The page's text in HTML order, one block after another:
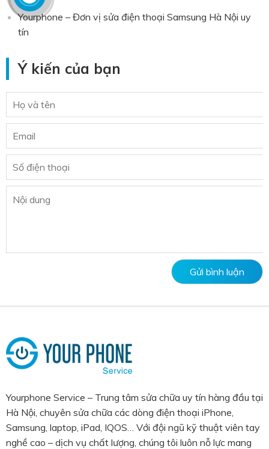
Yourphone – Đơn vị sửa điện thoại Samsung Hà Nội uy
tín
Ý kiến của bạn
Yourphone Service – Trung tâm sửa chữa uy tín hàng đầu tại
Hà Nội, chuyên sửa chữa các dòng điện thoại iPhone,
Samsung, laptop, iPad, IQOS… Với đội ngũ kỹ thuật viên tay
nghề cao – dịch vụ chất lượng, chúng tôi luôn nỗ lực mang